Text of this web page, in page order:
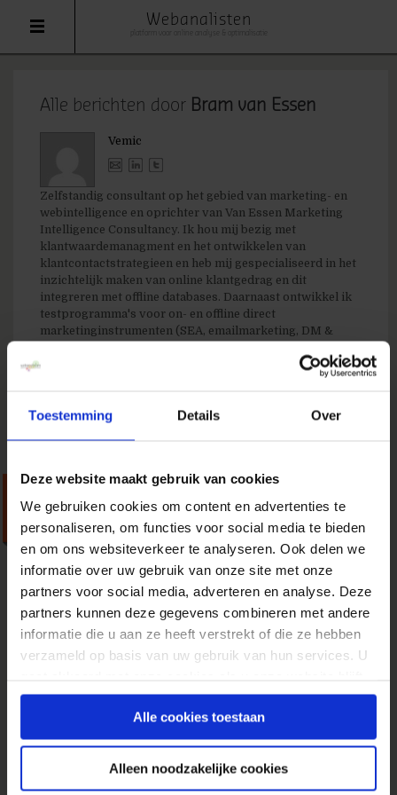
Toestemming Details Over
Deze website maakt gebruik van cookies
We gebruiken cookies om content en advertenties te
personaliseren, om functies voor social media te bieden
en om ons websiteverkeer te analyseren. Ook delen we
informatie over uw gebruik van onze site met onze
partners voor social media, adverteren en analyse. Deze
partners kunnen deze gegevens combineren met andere
informatie die u aan ze heeft verstrekt of die ze hebben
verzameld op basis van uw gebruik van hun services. U
gebruiken.
Alle cookies toestaan
Alleen noodzakelijke cookies
Webanalisten
Alle berichten door Bram van Essen
Vemic
Zelfstandig consultant op het gebied van marketing- en
webintelligence en oprichter van Van Essen Marketing
Intelligence Consultancy. Ik hou mij bezig met
klantwaardemanagment en het ontwikkelen van
klantcontactstrategieen en heb mij gespecialiseerd in het
inzichtelijk maken van online klantgedrag en dit
integreren met offline databases. Daarnaast ontwikkel ik
testprogramma's voor on- en offline direct
marketinginstrumenten (SEA, emailmarketing, DM &
expirimenten van de WAA Nederland.
Kijk verder dan je
campagne lang is
11 juni 2008doorBram van Essen inStrategie
Online marketing is in relatief korte tijd voor
veel bedrijven een belangrijk wervingskanaal
geworden. Daar waar veel offline direct
hebben met dalende responscijfers, neemt online
DM-er altijd van heeft gedroomd. Niet alleen